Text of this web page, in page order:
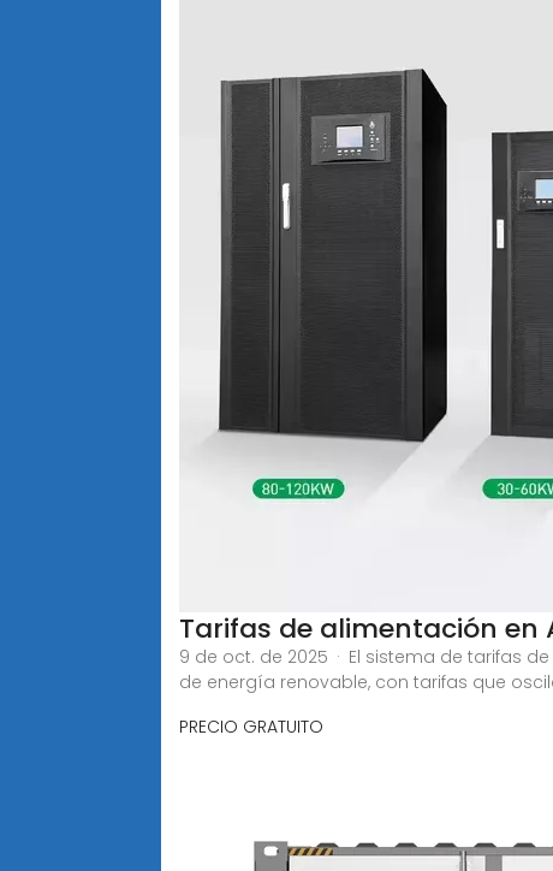
Tarifas de alimentación
9 de oct. de 2025 · El sistema de tarifas
de energía renovable, con tarifas que
PRECIO GRATUITO